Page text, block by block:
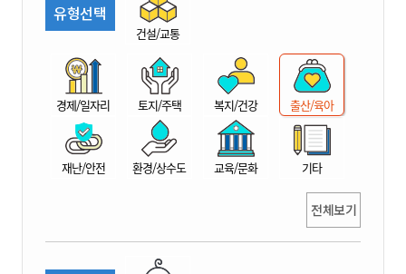
시
산
유형선택
건설/교통
경제/일자리 토지/주택 복지/건강 출산/육아
재난/안전 환경/상수도 교육/문화 기타
전체보기